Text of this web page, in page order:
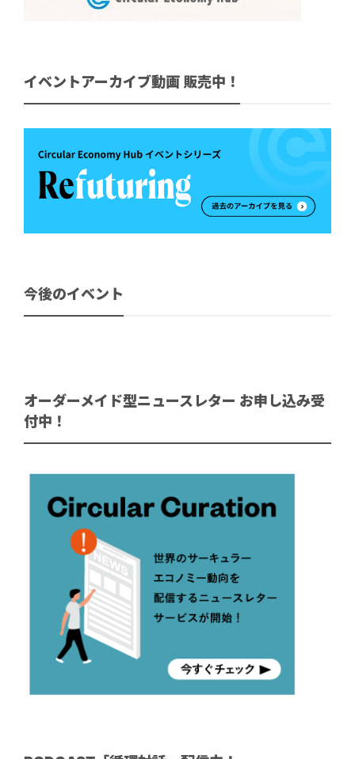
イベントアーカイブ動画 販売中！
今後のイベント
オーダーメイド型ニュースレター お申し込み受
付中！